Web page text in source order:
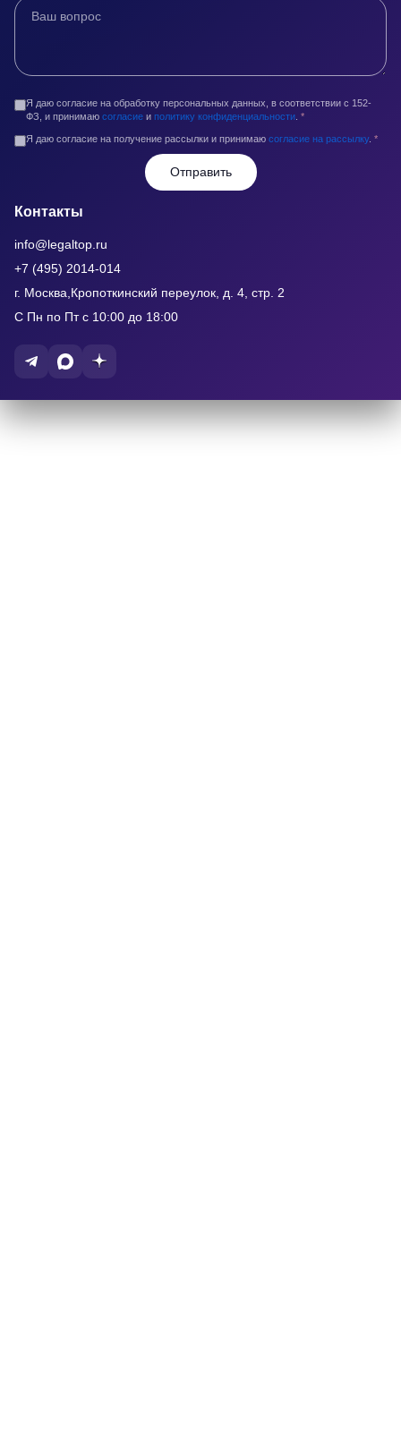
Я даю согласие на обработку персональных данных, в соответствии с 152-
ФЗ, и принимаю согласие и политику конфиденциальности *
Я даю согласие на получение рассылки и принимаю согласие на рассылку. *
Отправить
Контакты
info@legaltop.ru
+7 (495) 2014-014
г. Москва,Кропоткинский переулок, д. 4, стр. 2
С Пн по Пт с 10:00 до 18:00